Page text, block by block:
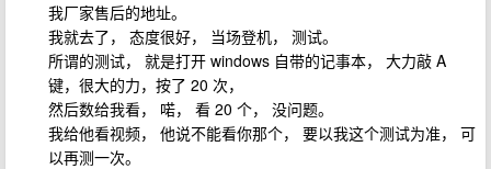
我厂家售后的地址。
我就去了， 态度很好， 当场登机， 测试。
所谓的测试， 就是打开 windows 自带的记事本， 大力敲 A
键，很大的力，按了 20 次，
然后数给我看， 喏， 看 20 个， 没问题。
我给他看视频， 他说不能看你那个， 要以我这个测试为准， 可
以再测一次。